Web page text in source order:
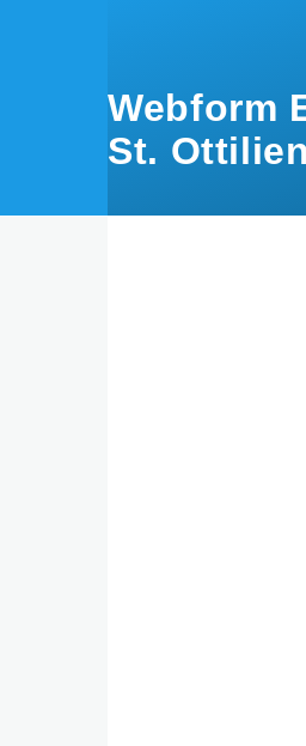
Webform
St. Ottilien